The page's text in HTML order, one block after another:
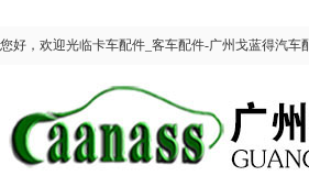
您好，欢迎光临卡车配件_客车配件-广州戈蓝得汽车